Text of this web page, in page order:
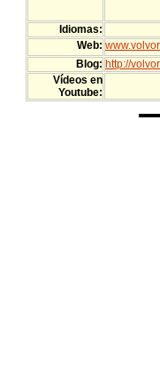
Idiomas:
Web:
Blog: http://
Vídeos en
Youtube: